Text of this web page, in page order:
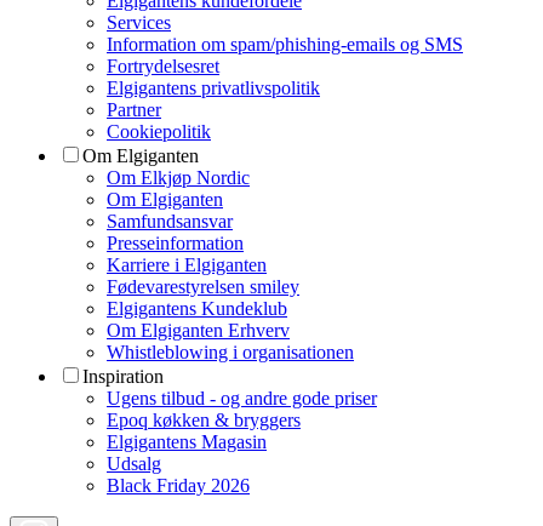
Services
Information om spam/phishing-emails og SMS
Fortrydelsesret
Elgigantens privatlivspolitik
Partner
Cookiepolitik
Om Elgiganten
Om Elkjøp Nordic
Om Elgiganten
Samfundsansvar
Presseinformation
Karriere i Elgiganten
Fødevarestyrelsen smiley
Elgigantens Kundeklub
Om Elgiganten Erhverv
Whistleblowing i organisationen
Inspiration
Ugens tilbud - og andre gode priser
Epoq køkken & bryggers
Elgigantens Magasin
Udsalg
Black Friday 2026